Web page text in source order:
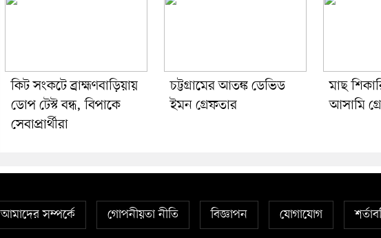
কিট সংকটে ব্রাহ্মণবাড়িয়ায়
ডোপ টেস্ট বন্ধ, বিপাকে
সেবাপ্রার্থীরা
চট্টগ্রামের আতঙ্ক ডেভিড
ইমন গ্রেফতার
মাছ
আসামি
আমাদের সম্পর্কে গোপনীয়তা নীতি বিজ্ঞাপন যোগাযোগ